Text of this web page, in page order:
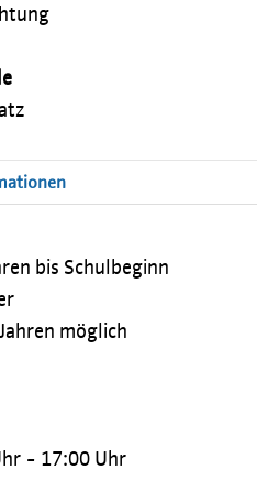
bis Schulbeginn
möglich
- 17:00 Uhr